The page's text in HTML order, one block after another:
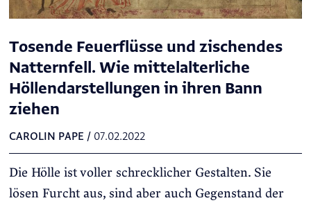
Tosende Feuerflüsse und zischendes
Natternfell. Wie mittelalterliche
Höllendarstellungen in ihren Bann
ziehen
CAROLIN PAPE / 07.02.2022
Die Hölle ist voller schrecklicher Gestalten. Sie
lösen Furcht aus, sind aber auch Gegenstand der